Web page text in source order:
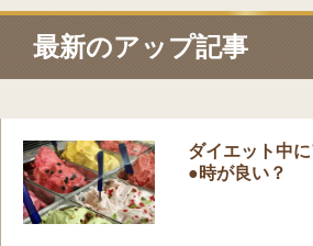
最新のアップ記事
ダイエット中
●時が良い？